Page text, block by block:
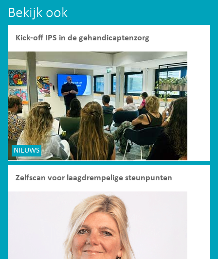
Bekijk ook
Kick-off IPS in de gehandicaptenzorg
NIEUWS
Zelfscan voor laagdrempelige steunpunten